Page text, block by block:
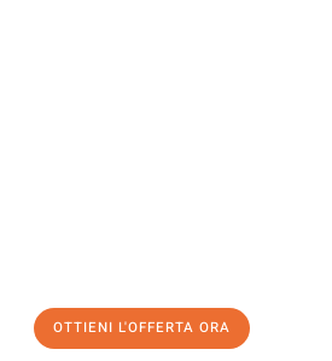
OTTIENI L'OFFERTA ORA